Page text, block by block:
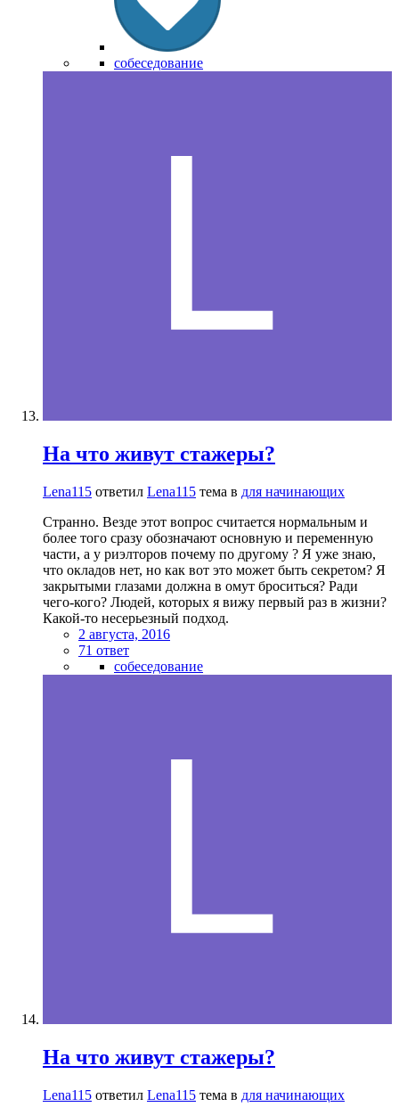
собеседование
На что живут стажеры?
Lena115 ответил Lena115 тема в для начинающих
Странно. Везде этот вопрос считается нормальным и
более того сразу обозначают основную и переменную
части, а у риэлторов почему по другому ? Я уже знаю,
что окладов нет, но как вот это может быть секретом? Я
закрытыми глазами должна в омут броситься? Ради
чего-кого? Людей, которых я вижу первый раз в жизни?
Какой-то несерьезный подход.
2 августа, 2016
71 ответ
собеседование
На что живут стажеры?
Lena115 ответил Lena115 тема в для начинающих